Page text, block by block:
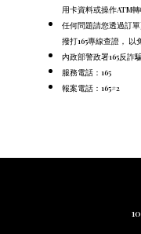
用卡資料或操作ATM
任何問題請您透過訂
撥打165專線查證， 以
內政部警政署165反詐
服務電話：165
報案電話：165#2